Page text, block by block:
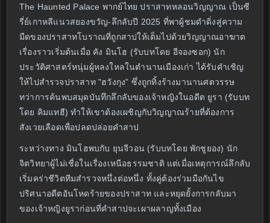
The Haunted Palace พากย์ไทย ปราสาทหลอนวิญญาณ เป็นซี
รี่ย์เกาหลีแนวสยองขวัญ-ลึกลับปี 2025 ที่พาผู้ชมดำดิ่งสู่ความ
มืดของปราสาทโบราณที่ถูกสาปให้เต็มไปด้วยวิญญาณอาฆาต
เรื่องราวเริ่มต้นเมื่อ คัง มินโฮ (รับบทโดย อีจองซอก) นัก
ประวัติศาสตร์หนุ่มผู้หลงใหลในตำนานเมืองเก่า ได้รับคำเชิญ
ให้ไปสำรวจปราสาท "ฮวังกุง" ซึ่งถูกทิ้งร้างมานานศตวรรษ
ทว่าการค้นพบสมุดบันทึกลึกลับของเจ้าหญิงในอดีต ยูรา (รับบท
โดย คิมแทฮี) ทำให้เขาต้องเผชิญกับวิญญาณร้ายที่ต้องการ
สังเวยเลือดเพื่อปลดปล่อยคำสาป
ระหว่างทาง มินโฮพบกับ ยุนจีวอน (รับบทโดย พักชูยอง) นัก
จิตวิทยาผู้ไม่เชื่อในเรื่องเหนือธรรมชาติ แต่เมื่อเหตุการณ์ลึกลับ
เริ่มคร่าชีวิตทีมสำรวจหนึ่งต่อหนึ่ง ทั้งคู่ต้องร่วมมือกันไข
ปริศนาอดีตอันโหดร้ายของปราสาท และหยุดยั้งการกลับมา
ของเจ้าหญิงยูราก่อนที่คำสาปจะเผาผลาญทั้งเมือง